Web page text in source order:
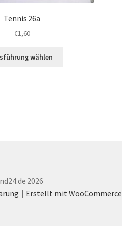
Tennis 26a
€1,60
wählen
werden
2026
Erstellt mit WooCommerce